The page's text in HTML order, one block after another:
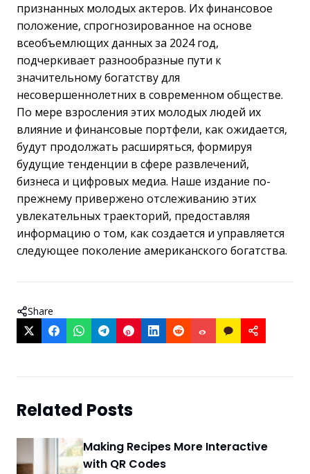
признанных молодых актеров. Их финансовое
положение, спрогнозированное на основе
всеобъемлющих данных за 2024 год,
подчеркивает разнообразные пути к
значительному богатству для
несовершеннолетних в современном обществе.
По мере взросления этих молодых людей их
влияние и финансовые портфели, как ожидается,
будут продолжать расширяться, формируя
будущие тенденции в сфере развлечений,
бизнеса и цифровых медиа. Наше издание по-
прежнему привержено отслеживанию этих
увлекательных траекторий, предоставляя
информацию о том, как создается и управляется
следующее поколение американского богатства.
Share
Related Posts
Making Recipes More Interactive
with QR Codes